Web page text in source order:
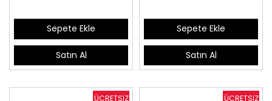
Sepete Ekle
Satın Al
Sepete Ekle
Satın Al